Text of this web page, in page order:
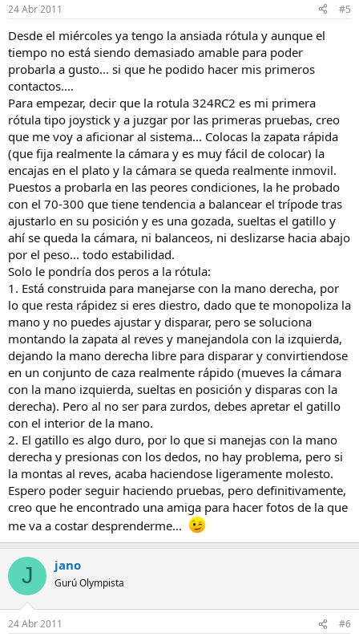
e
:
24 Abr 2011 #5
Desde el miércoles ya tengo la ansiada rótula y aunque el
tiempo no está siendo demasiado amable para poder
probarla a gusto... si que he podido hacer mis primeros
contactos....
Para empezar, decir que la rotula 324RC2 es mi primera
rótula tipo joystick y a juzgar por las primeras pruebas, creo
que me voy a aficionar al sistema... Colocas la zapata rápida
(que fija realmente la cámara y es muy fácil de colocar) la
encajas en el plato y la cámara se queda realmente inmovil.
Puestos a probarla en las peores condiciones, la he probado
con el 70-300 que tiene tendencia a balancear el trípode tras
ajustarlo en su posición y es una gozada, sueltas el gatillo y
ahí se queda la cámara, ni balanceos, ni deslizarse hacia abajo
por el peso... todo estabilidad.
Solo le pondría dos peros a la rótula:
1. Está construida para manejarse con la mano derecha, por
lo que resta rápidez si eres diestro, dado que te monopoliza la
mano y no puedes ajustar y disparar, pero se soluciona
montando la zapata al reves y manejandola con la izquierda,
dejando la mano derecha libre para disparar y convirtiendose
en un conjunto de caza realmente rápido (mueves la cámara
con la mano izquierda, sueltas en posición y disparas con la
derecha). Pero al no ser para zurdos, debes apretar el gatillo
con el interior de la mano.
2. El gatillo es algo duro, por lo que si manejas con la mano
derecha y presionas con los dedos, no hay problema, pero si
la montas al reves, acaba haciendose ligeramente molesto.
Espero poder seguir haciendo pruebas, pero definitivamente,
creo que he encontrado una amiga para hacer fotos de la que
me va a costar desprenderme...
J jano
Gurú Olympista
24 Abr 2011 #6